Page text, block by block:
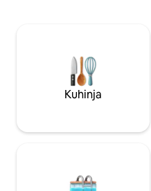
Kuhinja